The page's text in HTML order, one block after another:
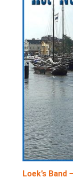
Loek’s Band